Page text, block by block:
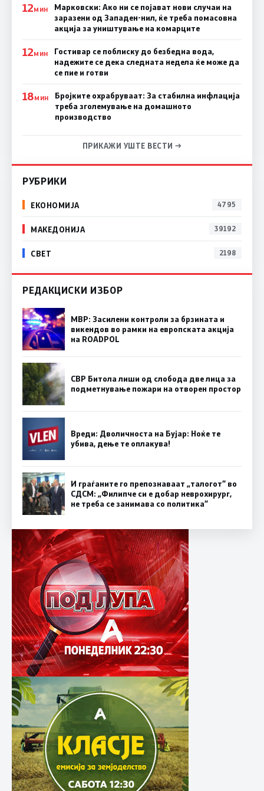
12МИН
Марковски: Ако ни се појават нови случаи на
заразени од Западен-нил, ќе треба помасовна
акција за уништување на комарците
12МИН
Гостивар се поблиску до безбедна вода,
надежите се дека следната недела ќе може да
се пие и готви
18МИН
Бројките охрабруваат: За стабилна инфлација
треба зголемување на домашното
производство
ПРИКАЖИ УШТЕ ВЕСТИ →
РУБРИКИ
ЕКОНОМИЈА 4795
МАКЕДОНИЈА 39192
СВЕТ 2198
РЕДАКЦИСКИ ИЗБОР
МВР: Засилени контроли за брзината и
викендов во рамки на европската акција
на ROADPOL
СВР Битола лиши од слобода две лица за
подметнување пожари на отворен простор
Вреди: Дволичноста на Бујар: Ноќе те
убива, дење те оплакува!
И граѓаните го препознаваат „талогот“ во
СДСМ: „Филипче си е добар неврохирург,
не треба се занимава со политика“